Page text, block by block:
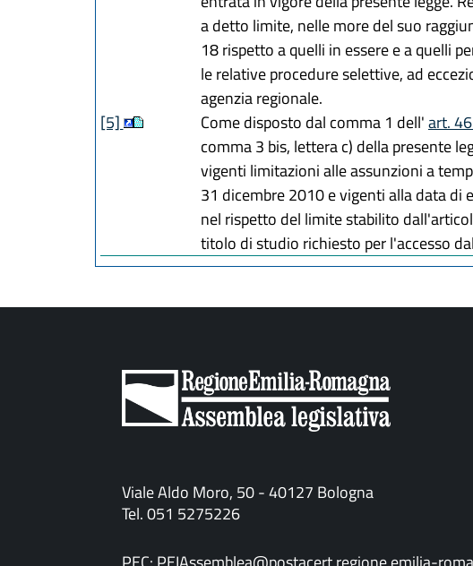
a detto limite, nelle more del suo
18 rispetto a quelli in essere e a quelli
le relative procedure selettive, ad
agenzia regionale.
[5]
Come disposto dal comma 1 dell'art.
comma 3 bis, lettera c) della presente
vigenti limitazioni alle assunzioni a
31 dicembre 2010 e vigenti alla data di
nel rispetto del limite stabilito
titolo di studio richiesto per l'accesso
Viale Aldo Moro, 50 - 40127 Bologna
Tel. 051 5275226